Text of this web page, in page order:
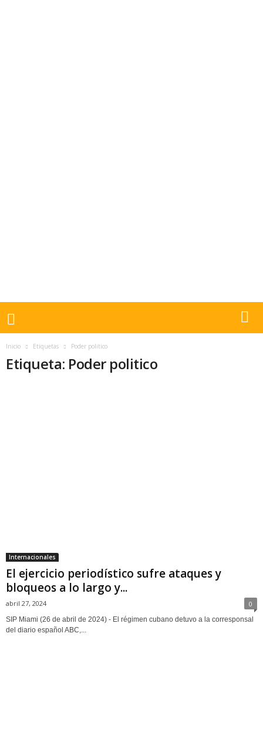
Inicio Etiquetas Poder politico
Etiqueta: Poder politico
Internacionales
El ejercicio periodístico sufre ataques y
bloqueos a lo largo y...
abril 27, 2024 0
SIP Miami (26 de abril de 2024) - El régimen cubano detuvo a la corresponsal
del diario español ABC,...